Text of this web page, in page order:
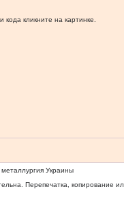
кликните на картинке.
Украины
Перепечатка, копирование